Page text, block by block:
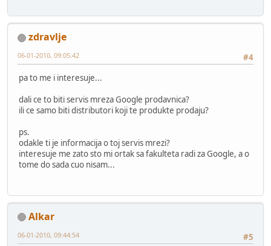
zdravlje
#4
06-01-2010, 09:05:42
pa to me i interesuje...
dali ce to biti servis mreza Google prodavnica?
ili ce samo biti distributori koji te produkte prodaju?
ps.
odakle ti je informacija o toj servis mrezi?
interesuje me zato sto mi ortak sa fakulteta radi za Google, a o
tome do sada cuo nisam...
Alkar
#5
06-01-2010, 09:44:54